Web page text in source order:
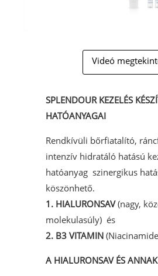
Videó
SPLENDOUR KEZELÉS
HATÓANYAGAI
Rendkívüli bőrfiatalító,
intenzív hidratáló hatású
hatóanyag szinergikus
köszönhető.
1. HIALURONSAV(nagy,
molekulasúly) és
2. B3 VITAMIN
A HIALURONSAV ÉS ANNAK